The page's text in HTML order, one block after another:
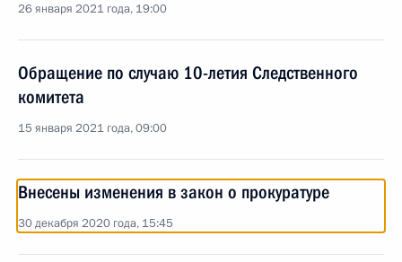
26 января 2021 года, 19:00
Обращение по случаю 10-летия Следственного
комитета
15 января 2021 года, 09:00
Внесены изменения в закон о прокуратуре
30 декабря 2020 года, 15:45